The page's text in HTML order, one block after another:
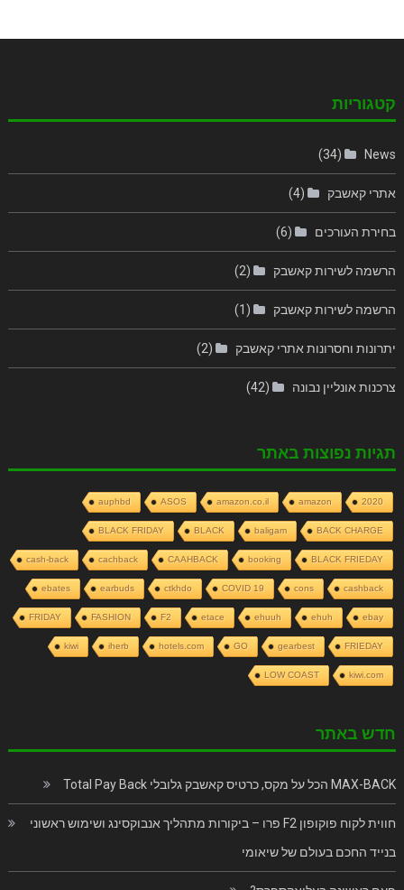
קטגוריות
News
(34)
אתרי קאשבק (4)
בחירת העורכים (6)
הרשמה לשירות קאשבק (2)
הרשמה לשירות קאשבק (1)
יתרונות וחסרונות אתרי קאשבק (2)
צרכנות אונליין נבונה (42)
תגיות נפוצות באתר
2020
amazon
amazon.co.il
ASOS
auphbd
BACK CHARGE
baligam
BLACK
BLACK FRIDAY
BLACK FRIEDAY
booking
CAAHBACK
cachback
cash-back
cashback
cons
COVID 19
ctkhdo
earbuds
ebates
ebay
ehuh
ehuuh
etace
F2
FASHION
FRIDAY
FRIEDAY
gearbest
GO
hotels.com
iherb
kiwi
kiwi.com
LOW COAST
חדש באתר
MAX-BACK הכל על מקס, כרטיס קאשבק גלובלי Total Pay Back
חווית לקוח פוקופון F2 פרו – ביקורות מתהליך אנבוקסינג ושימוש ראשוני
בנייד החכם בעולם של שיאומי